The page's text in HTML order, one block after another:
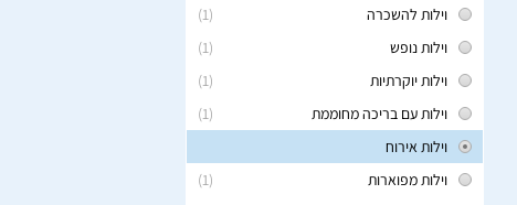
(1)
וילות להשכרה
(1)
וילות נופש
(1)
וילות יוקרתיות
(1)
וילות עם בריכה מחוממת
וילות אירוח
(1)
וילות מפוארות